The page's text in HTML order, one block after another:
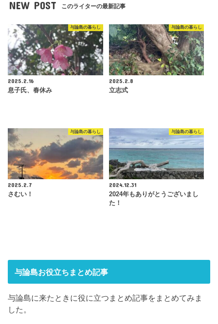
NEW POST このライターの最新記事
与論島の暮らし
2025.2.16
息子氏、春休み
与論島の暮らし
2025.2.8
立志式
与論島の暮らし
2025.2.7
さむい！
与論島の暮らし
2024.12.31
2024年もありがとうございまし
た！
与論島お役立ちまとめ記事
与論島に来たときに役に立つまとめ記事をまとめてみま
した。